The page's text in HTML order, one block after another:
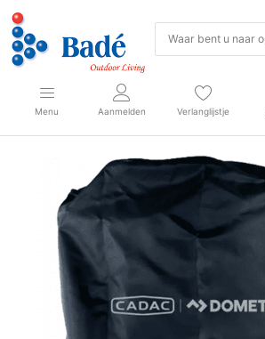
Menu Aanmelden Verlanglijstje